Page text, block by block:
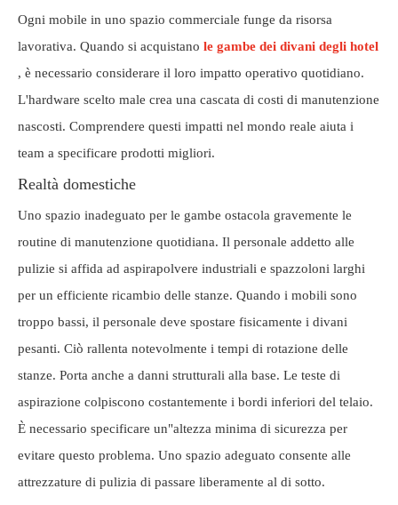
Ogni mobile in uno spazio commerciale funge da risorsa
lavorativa. Quando si acquistano le gambe dei divani degli hotel
, è necessario considerare il loro impatto operativo quotidiano.
L'hardware scelto male crea una cascata di costi di manutenzione
nascosti. Comprendere questi impatti nel mondo reale aiuta i
team a specificare prodotti migliori.
Realtà domestiche
Uno spazio inadeguato per le gambe ostacola gravemente le
routine di manutenzione quotidiana. Il personale addetto alle
pulizie si affida ad aspirapolvere industriali e spazzoloni larghi
per un efficiente ricambio delle stanze. Quando i mobili sono
troppo bassi, il personale deve spostare fisicamente i divani
pesanti. Ciò rallenta notevolmente i tempi di rotazione delle
stanze. Porta anche a danni strutturali alla base. Le teste di
aspirazione colpiscono costantemente i bordi inferiori del telaio.
È necessario specificare un"altezza minima di sicurezza per
evitare questo problema. Uno spazio adeguato consente alle
attrezzature di pulizia di passare liberamente al di sotto.